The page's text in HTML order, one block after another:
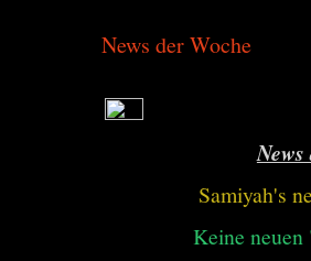
News der Woche
Samiyah's
Keine